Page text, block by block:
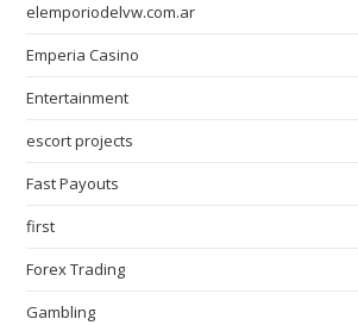
elemporiodelvw.com.ar
Emperia Casino
Entertainment
escort projects
Fast Payouts
first
Forex Trading
Gambling